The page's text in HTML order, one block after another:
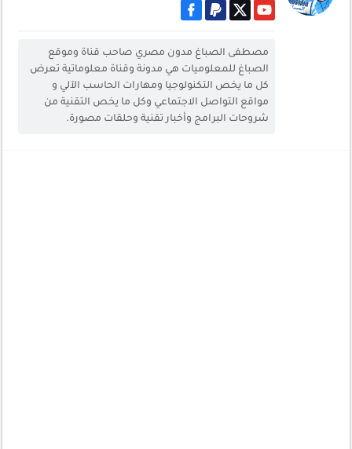
مصطفى الصباغ مدون مصري صاحب قناة وموقع
الصباغ للمعلوميات هي مدونة وقناة معلوماتية تعرض
كل ما يخص التكنولوجيا ومهارات الحاسب الآلي و
مواقع التواصل الاجتماعي وكل ما يخص التقنية من
شروحات البرامج وأخبار تقنية وحلقات مصورة.